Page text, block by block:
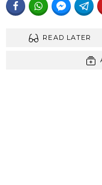
FACEBOOKWHATSAPP
READ LATER